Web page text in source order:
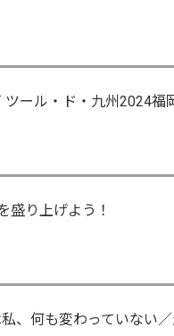
ール・ド・九州2024福
盛り上げよう！
、何も変わっていない